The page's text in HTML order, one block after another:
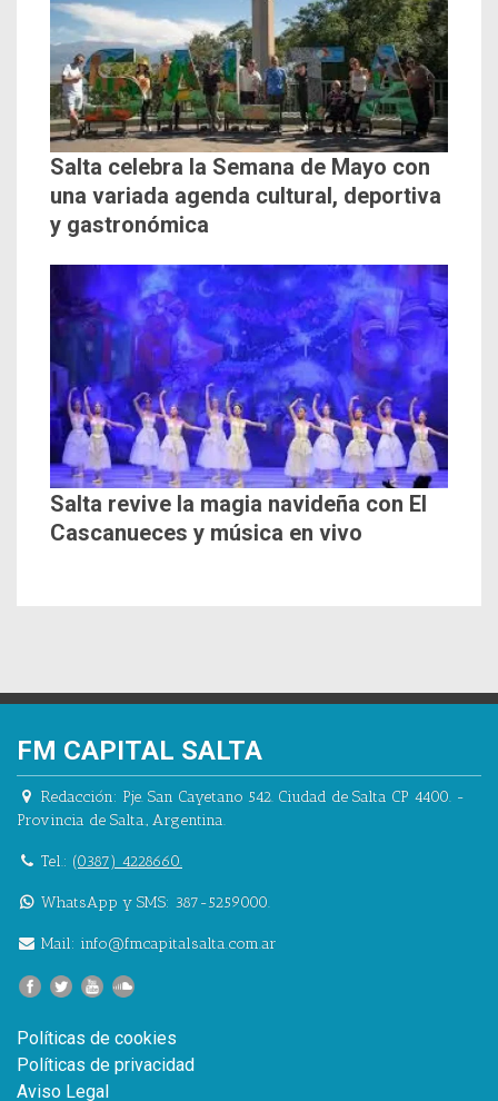
Salta celebra la Semana de Mayo con
una variada agenda cultural, deportiva
y gastronómica
Salta revive la magia navideña con El
Cascanueces y música en vivo
FM CAPITAL SALTA
Redacción: Pje. San Cayetano 542. Ciudad de Salta CP 4400. -
Provincia de Salta., Argentina.
Tel.: (0387) 4228660.
WhatsApp y SMS: 387-5259000.
Mail: info@fmcapitalsalta.com.ar
Políticas de cookies
Políticas de privacidad
Aviso Legal